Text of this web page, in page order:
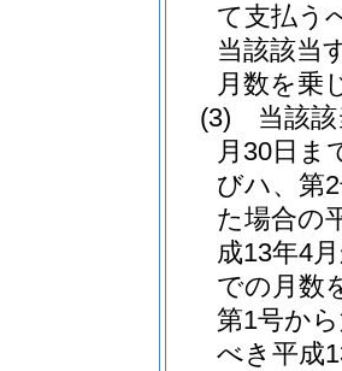
て支払う
当該該当
月数を乗
(3)
当該
月30日ま
びハ、第
た場合の
成13年4
での月数
第1号か
べき平成